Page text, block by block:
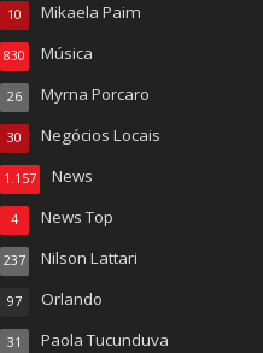
Mikaela Paim
10
Música
830
Myrna Porcaro
26
Negócios Locais
30
News
1.157
News Top
4
Nilson Lattari
237
Orlando
97
Paola Tucunduva
31